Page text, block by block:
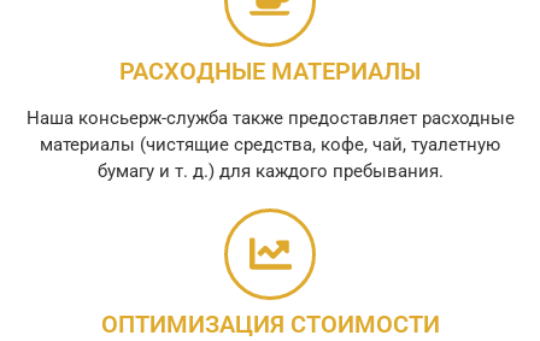
РАСХОДНЫЕ МАТЕРИАЛЫ
Наша консьерж-служба также предоставляет расходные
материалы (чистящие средства, кофе, чай, туалетную
бумагу и т. д.) для каждого пребывания.
ОПТИМИЗАЦИЯ СТОИМОСТИ